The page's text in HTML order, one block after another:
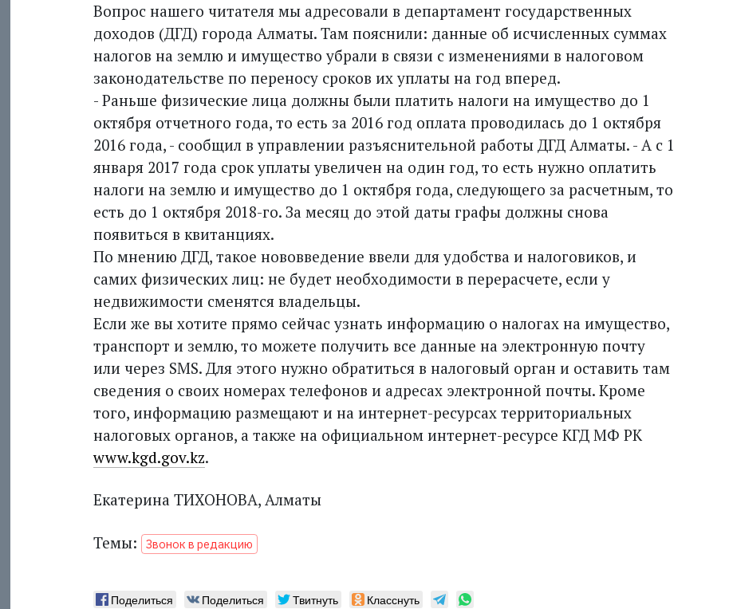
Вопрос нашего читателя мы адресовали в департамент государственных
доходов (ДГД) города Алматы. Там пояснили: данные об исчисленных суммах
налогов на землю и имущество убрали в связи с изменениями в налоговом
законодательстве по переносу сроков их уплаты на год вперед.
- Раньше физические лица должны были платить налоги на имущество до 1
октября отчетного года, то есть за 2016 год оплата проводилась до 1 октября
2016 года, - сообщил в управлении разъяснительной работы ДГД Алматы. - А с 1
января 2017 года срок уплаты увеличен на один год, то есть нужно оплатить
налоги на землю и имущество до 1 октября года, следующего за расчетным, то
есть до 1 октября 2018-го. За месяц до этой даты графы должны снова
появиться в квитанциях.
По мнению ДГД, такое ново­введение ввели для удобства и налоговиков, и
самих физических лиц: не будет необходимости в перерасчете, если у
недвижимости сменятся владельцы.
Если же вы хотите прямо сейчас узнать информацию о налогах на имущество,
транспорт и землю, то можете получить все данные на электронную почту
или через SMS. Для этого нужно обратиться в налоговый орган и оставить там
сведения о своих номерах телефонов и адресах электронной почты. Кроме
того, информацию размещают и на интернет-ресурсах территориальных
налоговых органов, а также на официальном интернет-ресурсе КГД МФ РК
www.kgd.gov.kz.
Екатерина ТИХОНОВА, Алматы
Темы: Звонок в редакцию
Поделиться Поделиться Твитнуть Класснуть